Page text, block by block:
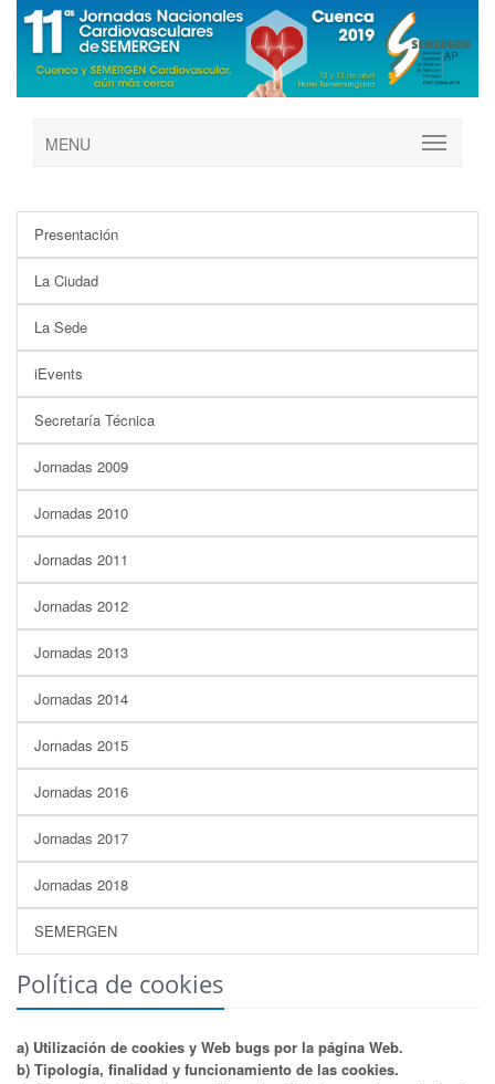
MENU
Presentación
La Ciudad
La Sede
iEvents
Secretaría Técnica
Jornadas 2009
Jornadas 2010
Jornadas 2011
Jornadas 2012
Jornadas 2013
Jornadas 2014
Jornadas 2015
Jornadas 2016
Jornadas 2017
Jornadas 2018
SEMERGEN
Política de cookies
a) Utilización de cookies y Web bugs por la página Web.
b) Tipología, finalidad y funcionamiento de las cookies.